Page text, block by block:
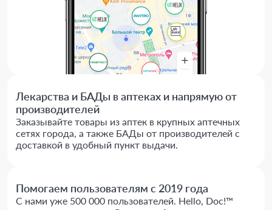
Лекарства и БАДы в аптеках и напрямую от
производителей
Заказывайте товары из аптек в крупных аптечных
сетях города, а также БАДы от производителей с
доставкой в удобный пункт выдачи.
Помогаем пользователям с 2019 года
С нами уже 500 000 пользователей. Hello, Doc!™